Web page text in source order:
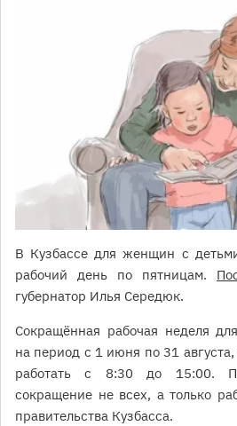
В Кузбассе для женщин с
рабочий день по пятницам.
губернатор Илья Середюк.
Сокращённая рабочая неделя
на период с 1 июня по 31
работать с 8:30 до 15:00.
сокращение не всех, а только
правительства Кузбасса.